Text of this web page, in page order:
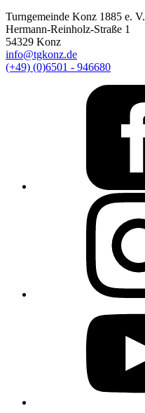
Turngemeinde Konz 1885 e. V.
Hermann-Reinholz-Straße 1
54329 Konz
info@tgkonz.de
(+49) (0)6501 - 946680